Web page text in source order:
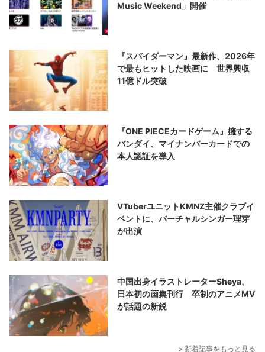
Music Weekend」開催
『スパイダーマン』最新作、2026年
で最もヒットした映画に 世界興収
11億ドル突破
『ONE PIECEカードゲーム』擁する
バンダイ、マイナンバーカードでの
本人認証を導入
VTuberユニットKMNZ主催クラブイ
ベントに、バーチャルシンガー理芽
が出演
中国出身イラストレーターSheya、
日本初の画集刊行 卒制のアニメMV
が話題の新鋭
> 新着記事をもっと見る